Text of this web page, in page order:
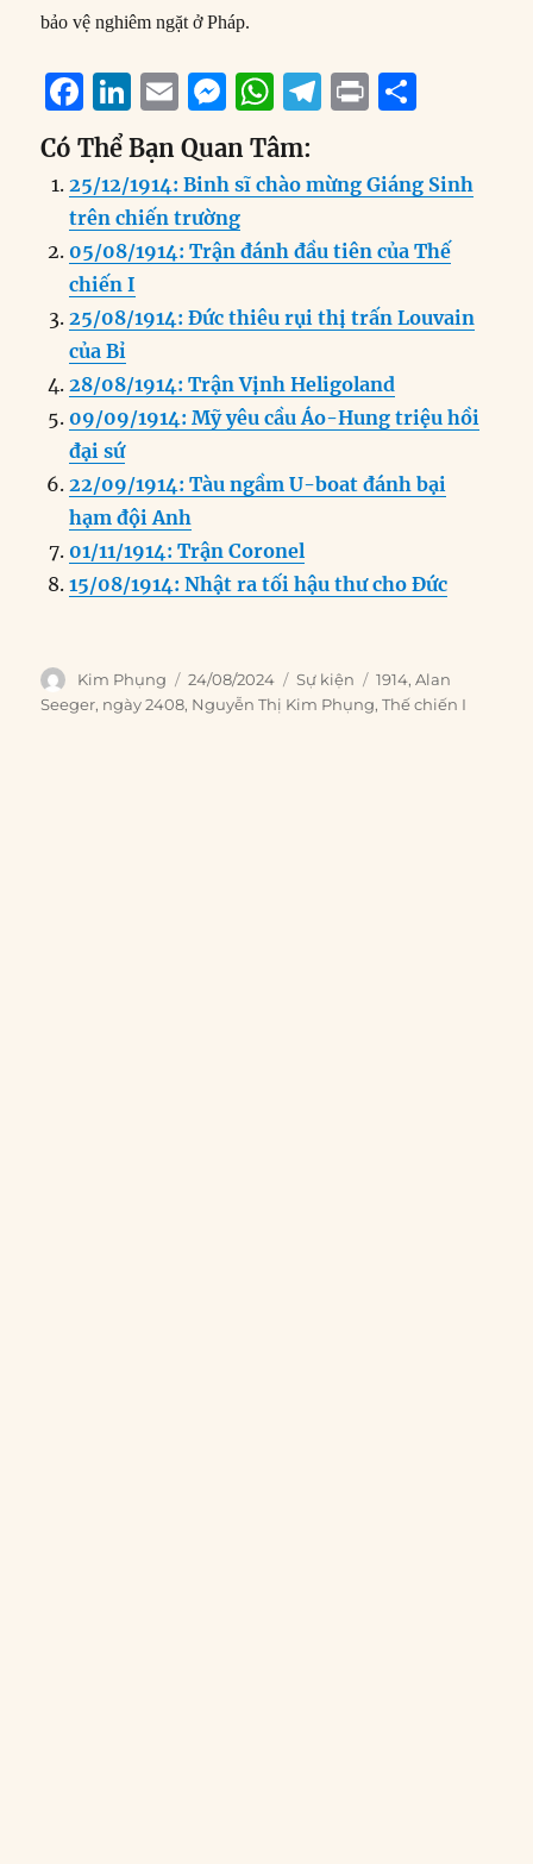
bảo vệ nghiêm ngặt ở Pháp.
F
a
c
e
b
o
o
k
Li
n
k
e
d
I
n
E
m
ai
l
M
ss
e
n
er
W
h
at
s
A
p
T
e
g
r
m
P
n
t
a
re
Có Thể Bạn Quan Tâm:
25/12/1914: Binh sĩ chào mừng Giáng Sinh
trên chiến trường
05/08/1914: Trận đánh đầu tiên của Thế
chiến I
25/08/1914: Đức thiêu rụi thị trấn Louvain
của Bỉ
28/08/1914: Trận Vịnh Heligoland
09/09/1914: Mỹ yêu cầu Áo-Hung triệu hồi
đại sứ
22/09/1914: Tàu ngầm U-boat đánh bại
hạm đội Anh
01/11/1914: Trận Coronel
15/08/1914: Nhật ra tối hậu thư cho Đức
Author
Kim Phụng
Posted
on
24/08/2024 Categories
Sự kiện Tags
1914,Alan
Seeger, ngày 2408, Nguyễn Thị Kim Phụng,Thế chiến I